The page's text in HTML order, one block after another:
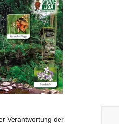
Verantwortung der